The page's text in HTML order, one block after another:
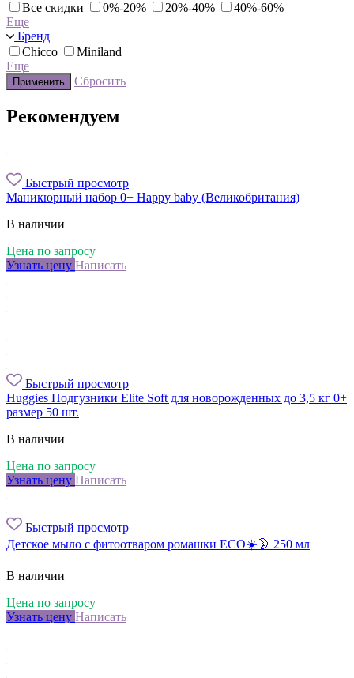
Все скидки
0%-20% 20%-40%
40%-60%
Еще
Бренд
Chicco
Miniland
Еще
Применить Сбросить
Рекомендуем
Быстрый просмотр
Маникюрный набор 0+ Happy baby (Великобритания)
В наличии
Цена по запросу
Узнать цену Написать
Быстрый просмотр
Huggies Подгузники Elite Soft для новорожденных до 3,5 кг 0+
размер 50 шт.
В наличии
Цена по запросу
Узнать цену Написать
Быстрый просмотр
Детское мыло с фитоотваром ромашки ЕСО☀️🌛 250 мл
В наличии
Цена по запросу
Узнать цену Написать